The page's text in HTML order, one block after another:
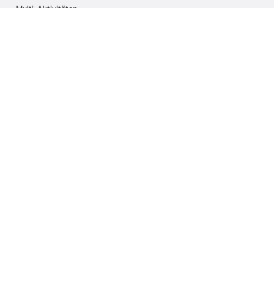
Multi-Aktivitäten